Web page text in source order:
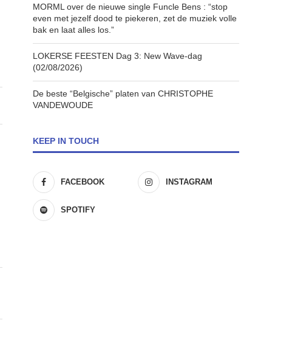
MORML over de nieuwe single Funcle Bens : “stop
even met jezelf dood te piekeren, zet de muziek volle
bak en laat alles los.”
LOKERSE FEESTEN Dag 3: New Wave-dag
(02/08/2026)
De beste “Belgische” platen van CHRISTOPHE
VANDEWOUDE
KEEP IN TOUCH
FACEBOOK INSTAGRAM
SPOTIFY